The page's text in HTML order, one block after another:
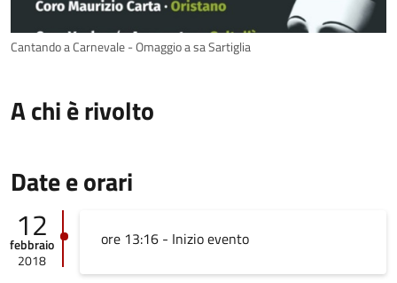
Cantando a Carnevale - Omaggio a sa Sartiglia
A chi è rivolto
Date e orari
12
febbraio
2018
ore 13:16 - Inizio evento